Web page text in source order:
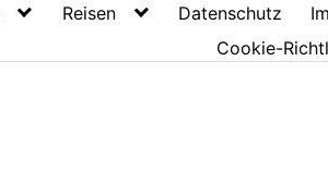
Reisen Datenschutz
Cookie-